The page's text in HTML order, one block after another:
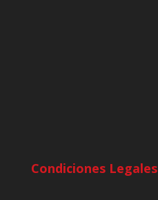
Condiciones Legales